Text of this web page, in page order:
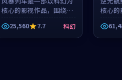
核心的影视作品，围绕危
机、反转与人物成长展
开，整体节奏紧凑，值得
推荐观看。
25,560 7.7 科幻
核心的
机、反
开，整
推荐观